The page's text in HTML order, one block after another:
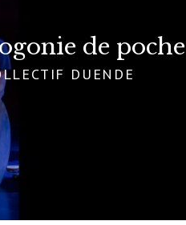
de poche
DUENDE